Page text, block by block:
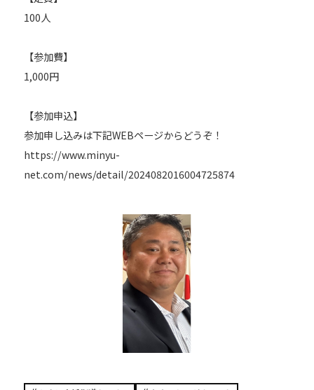
100人
【参加費】
1,000円
【参加申込】
参加申し込みは下記WEBページからどうぞ！
https://www.minyu-
net.com/news/detail/2024082016004725874